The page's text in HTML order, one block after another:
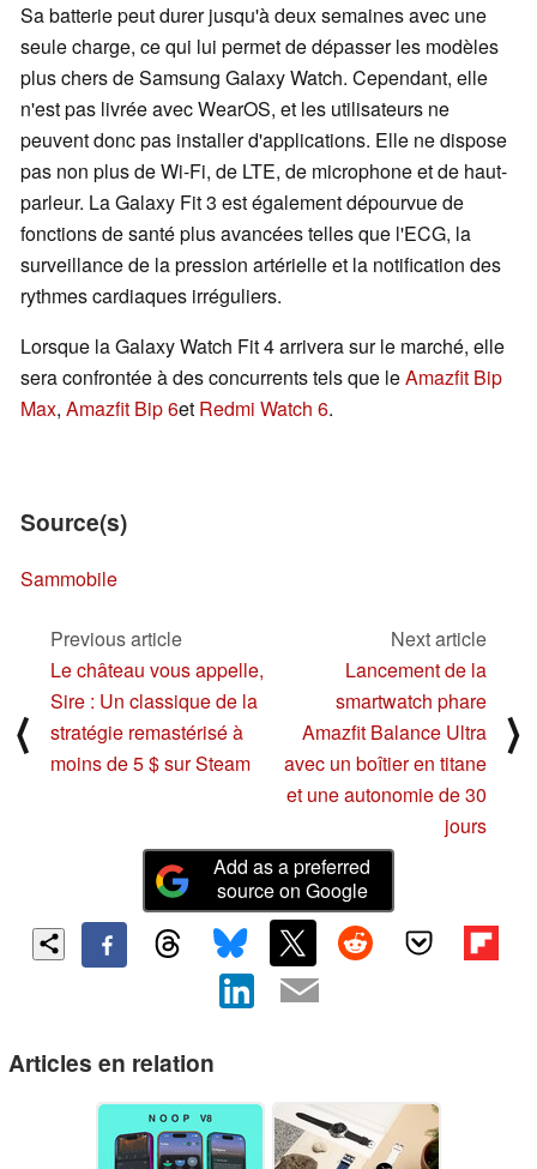
Sa batterie peut durer jusqu'à deux semaines avec une
seule charge, ce qui lui permet de dépasser les modèles
plus chers de Samsung Galaxy Watch. Cependant, elle
n'est pas livrée avec WearOS, et les utilisateurs ne
peuvent donc pas installer d'applications. Elle ne dispose
pas non plus de Wi-Fi, de LTE, de microphone et de haut-
parleur. La Galaxy Fit 3 est également dépourvue de
fonctions de santé plus avancées telles que l'ECG, la
surveillance de la pression artérielle et la notification des
rythmes cardiaques irréguliers.
Lorsque la Galaxy Watch Fit 4 arrivera sur le marché, elle
sera confrontée à des concurrents tels que leAmazfit Bip
Max, Amazfit Bip 6et Redmi Watch 6.
Source(s)
Sammobile
⟨
Previous article
Le château vous appelle,
Sire : Un classique de la
stratégie remastérisé à
moins de 5 $ sur Steam
Next article
Lancement de la
smartwatch phare
Amazfit Balance Ultra
avec un boîtier en titane
et une autonomie de 30
jours
⟩
Add as a preferred
source on Google
Articles en relation